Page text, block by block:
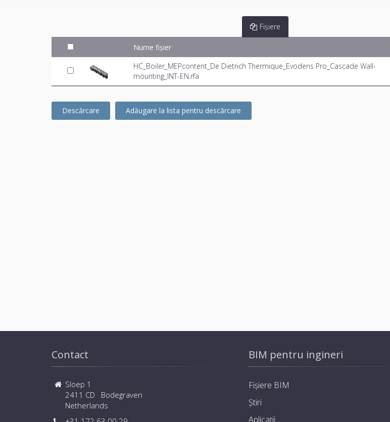
Fișiere
Nume fișier
HC_Boiler_MEPcontent_De Dietrich Thermique_Evodens Pro_Cascade Wall-
mounting_INT-EN.rfa
Descărcare Adăugare la lista pentru descărcare
Contact
Sloep 1
2411 CD Bodegraven
Netherlands
BIM pentru ingineri
Fișiere BIM
Știri
Aplicații